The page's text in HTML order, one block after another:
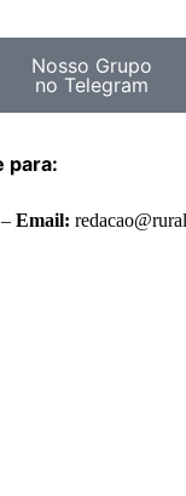
Nosso Grupo
no Telegram
para:
Email: